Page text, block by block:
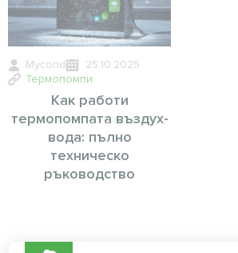
Mycond
25.10.2025
Термопомпи
Как работи
термопомпата въздух-
вода: пълно
техническо
ръководство